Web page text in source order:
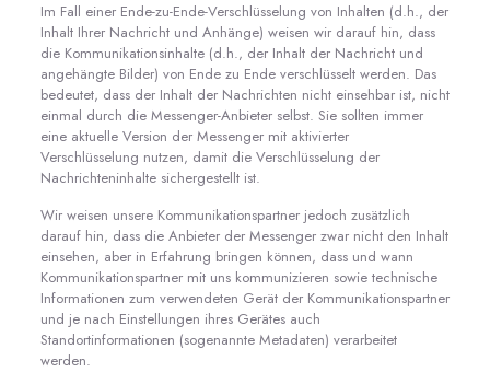
Im Fall einer Ende-zu-Ende-Verschlüsselung von Inhalten (d.h., der
Inhalt Ihrer Nachricht und Anhänge) weisen wir darauf hin, dass
die Kommunikationsinhalte (d.h., der Inhalt der Nachricht und
angehängte Bilder) von Ende zu Ende verschlüsselt werden. Das
bedeutet, dass der Inhalt der Nachrichten nicht einsehbar ist, nicht
einmal durch die Messenger-Anbieter selbst. Sie sollten immer
eine aktuelle Version der Messenger mit aktivierter
Verschlüsselung nutzen, damit die Verschlüsselung der
Nachrichteninhalte sichergestellt ist.
Wir weisen unsere Kommunikationspartner jedoch zusätzlich
darauf hin, dass die Anbieter der Messenger zwar nicht den Inhalt
einsehen, aber in Erfahrung bringen können, dass und wann
Kommunikationspartner mit uns kommunizieren sowie technische
Informationen zum verwendeten Gerät der Kommunikationspartner
und je nach Einstellungen ihres Gerätes auch
Standortinformationen (sogenannte Metadaten) verarbeitet
werden.